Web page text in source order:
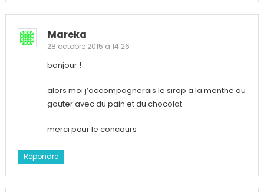
Mareka
28 octobre 2015 à 14:26
bonjour !
alors moi j’accompagnerais le sirop a la menthe au
gouter avec du pain et du chocolat.
merci pour le concours
Répondre